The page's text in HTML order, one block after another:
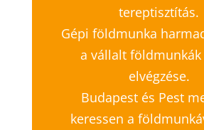
tereptisztítás.
Gépi földmunka
a vállalt földmunkák
elvégzése.
Budapest és Pest
keressen a